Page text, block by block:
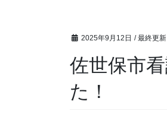
2025年9月12日 / 最終更
佐世保市
た！